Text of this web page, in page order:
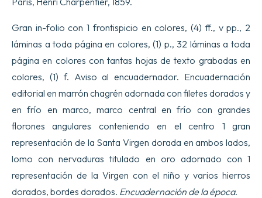
Bienaventurada
María,
de
Dios.
cantidad
Gran in-folio con 1 frontispicio en colores, (4) ff., v pp., 2
láminas a toda página en colores, (1) p., 32 láminas a toda
página en colores con tantas hojas de texto grabadas en
colores, (1) f. Aviso al encuadernador. Encuadernación
editorial en marrón chagrén adornada con filetes dorados y
en frío en marco, marco central en frío con grandes
florones angulares conteniendo en el centro 1 gran
representación de la Santa Virgen dorada en ambos lados,
lomo con nervaduras titulado en oro adornado con 1
representación de la Virgen con el niño y varios hierros
dorados, bordes dorados. Encuadernación de la época.